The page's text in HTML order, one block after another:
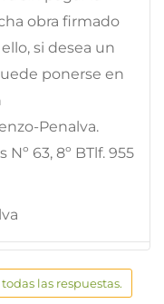
obra firmado
si desea un
ponerse en
Penalva.
63, 8º BTlf. 955
las respuestas.